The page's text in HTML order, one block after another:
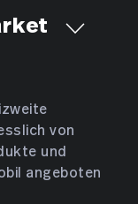
Bucher
Chrysler
Daihatsu
von
und
angeboten